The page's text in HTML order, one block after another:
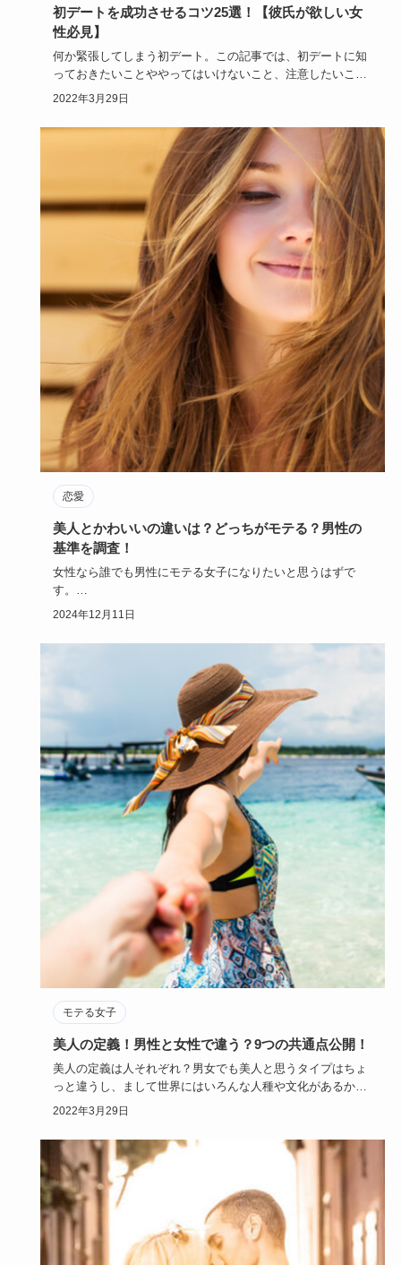
初デートを成功させるコツ25選！【彼氏が欲しい女
性必見】
何か緊張してしまう初デート。この記事では、初デートに知
っておきたいことややってはいけないこと、注意したいこと
など、初デート…
2022年3月29日
恋愛
美人とかわいいの違いは？どっちがモテる？男性の
基準を調査！
女性なら誰でも男性にモテる女子になりたいと思うはずで
す。
モテる女子とは「美人」を指すのか、「かわいい女性」のこ
2024年12月11日
モテる女子
美人の定義！男性と女性で違う？9つの共通点公開！
美人の定義は人それぞれ？男女でも美人と思うタイプはちょ
っと違うし、まして世界にはいろんな人種や文化があるか
ら、美人の定義は…
2022年3月29日